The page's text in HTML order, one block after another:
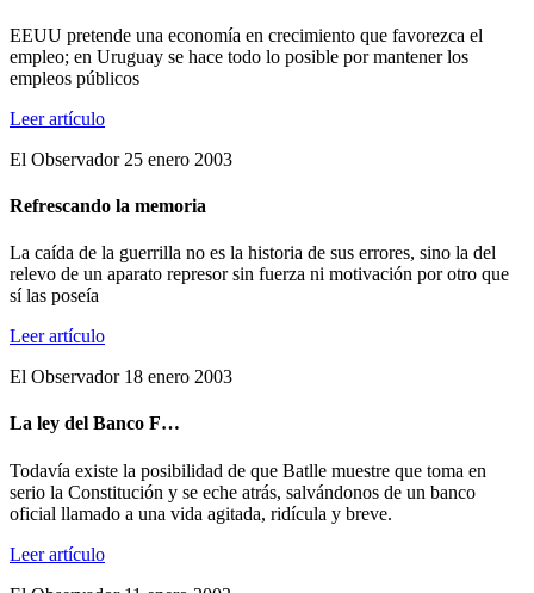
EEUU pretende una economía en crecimiento que favorezca el
empleo; en Uruguay se hace todo lo posible por mantener los
empleos públicos
Leer artículo
El Observador 25 enero 2003
Refrescando la memoria
La caída de la guerrilla no es la historia de sus errores, sino la del
relevo de un aparato represor sin fuerza ni motivación por otro que
sí las poseía
Leer artículo
El Observador 18 enero 2003
La ley del Banco F…
Todavía existe la posibilidad de que Batlle muestre que toma en
serio la Constitución y se eche atrás, salvándonos de un banco
oficial llamado a una vida agitada, ridícula y breve.
Leer artículo